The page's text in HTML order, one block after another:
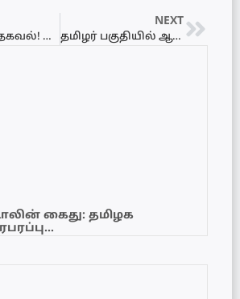
அதிர்ச்சித் தகவல்! பாகிஸ்தான் வான்வழித் தாக்குதலில் 3 ஆப்கானிஸ்தான் கிரிக்கெட் வீரர்கள் பலி!
NEXT
தமிழர் பகுதியில் ஆடை வர்த்தக நிலைய ஊழியர்களிடையே கடும் மோதல்: 3 பேர் படுகாயம்!
கைது: தமிழக